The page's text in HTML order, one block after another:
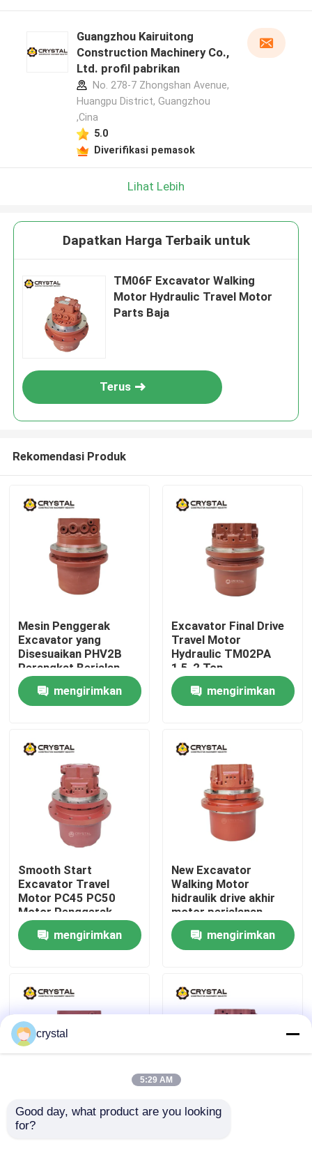
Rumah
Produk
Tentang Kami
Tur Pabrik
Hubungi Kami
Berita
Guangzhou Kairuitong
Construction Machinery Co.,
Ltd. profil pabrikan
No. 278-7 Zhongshan Avenue,
Huangpu District, Guangzhou
,Cina
5.0
Diverifikasi pemasok
Lihat Lebih
Dapatkan Harga Terbaik untuk
TM06F Excavator Walking
Motor Hydraulic Travel Motor
Parts Baja
Terus
Rekomendasi Produk
Mesin Penggerak
Excavator yang
Disesuaikan PHV2B
Perangkat Berjalan
Hidraulik
mengirimkan
Excavator Final Drive
Travel Motor
Hydraulic TM02PA
1,5-2 Ton
mengirimkan
Smooth Start
Excavator Travel
Motor PC45 PC50
Motor Penggerak
Akhir
mengirimkan
New Excavator
Walking Motor
hidraulik drive akhir
motor perjalanan
mengirimkan
Excavator Final Drive
Motor Perjalanan
Hydraulic Excavator
crystal
5:29 AM
Good day, what product are you looking
for?